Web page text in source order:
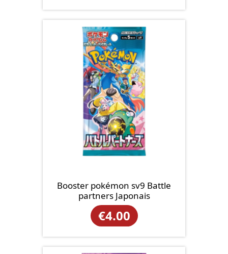
Booster pokémon sv9 Battle
partners Japonais
€4.00